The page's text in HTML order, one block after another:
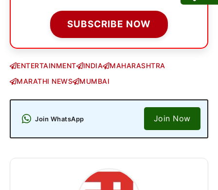
SUBSCRIBE NOW
ENTERTAINMENT INDIA
MAHARASHTRA
MARATHI NEWS
MUMBAI
Join WhatsApp Join Now